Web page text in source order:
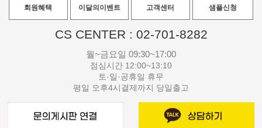
회원혜택 이달의이벤트 고객센터 샘플신청
CS CENTER : 02-701-8282
월~금요일 09:30~17:00
점심시간 12:00~13:10
토·일·공휴일 휴무
평일 오후4시결제까지 당일출고